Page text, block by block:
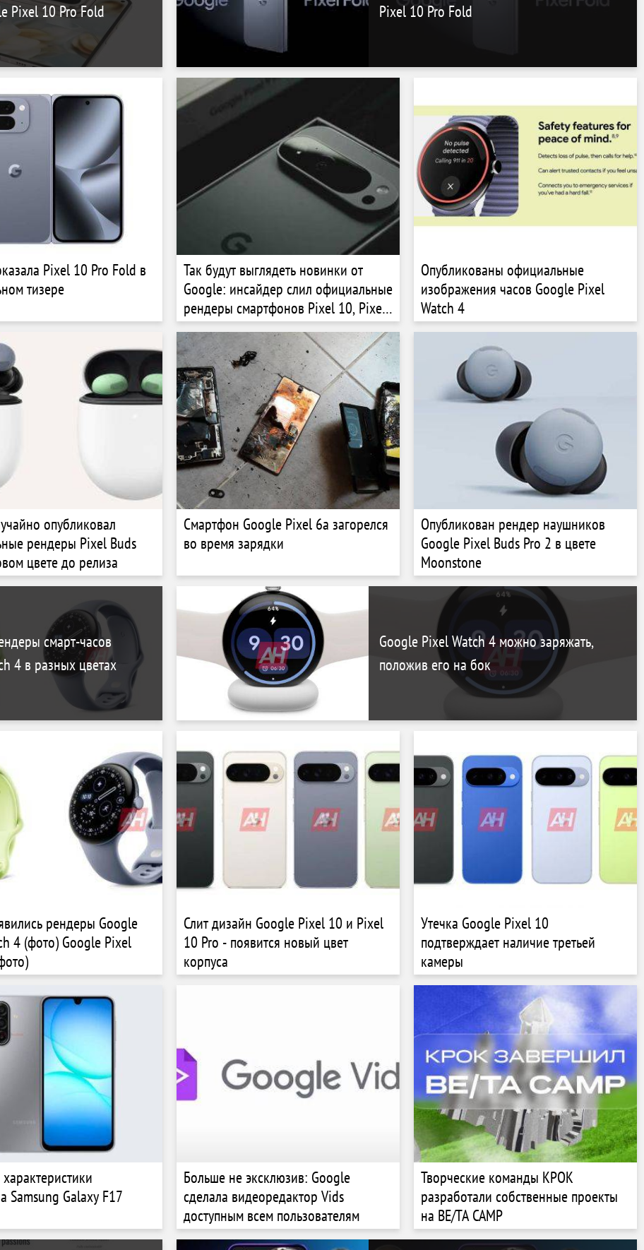
Pixel 10 Pro Fold
Pixel 10 Pro Fold
Pixel 10 Pro Fold в
тизере
Так будут выглядеть новинки от
Google: инсайдер слил официальные
рендеры смартфонов Pixel 10, Pixel
10 Pro и Pixel 10 Pro XL
Опубликованы официальные
изображения часов Google Pixel
Watch 4
опубликовал
рендеры Pixel Buds
цвете до релиза
Смартфон Google Pixel 6a загорелся
во время зарядки
Опубликован рендер наушников
Google Pixel Buds Pro 2 в цвете
Moonstone
смарт-часов
4 в разных цветах
Google Pixel Watch 4 можно заряжать,
положив его на бок
рендеры Google
4 (фото) Google Pixel
Слит дизайн Google Pixel 10 и Pixel
10 Pro - появится новый цвет
корпуса
Утечка Google Pixel 10
подтверждает наличие третьей
камеры
Samsung Galaxy F17
Больше не эксклюзив: Google
сделала видеоредактор Vids
доступным всем пользователям
Творческие команды КРОК
разработали собственные проекты
на BE/TA CAMP